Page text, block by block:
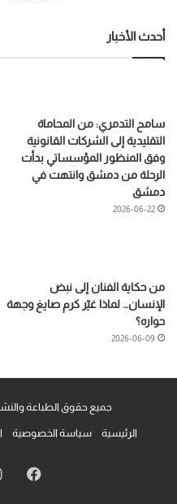
أحدث الأخبار
سامح التدمري: من المحاماة
التقليدية إلى الشركات القانونية
وفق المنظور المؤسساتي بدأت
الرحلة من دمشق وانتهت في
دمشق
2026-06-22
من حكاية الفنان إلى نبض
الإنسان… لماذا غيّر كرم صايغ وجهة
حواره؟
2026-06-09
جميع حقوق الطباعة
الرئيسية سياسة الخصوصية